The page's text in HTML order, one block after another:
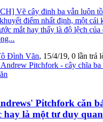
Vẽ cây đinh ba vẫn luôn
điểm nhất định, một cái
mắt hay thấy là độ lệch của
Đình Văn, 15/4/19, 0 lần trả
Pitchfork - cây chĩa ba
Pitchfork căn
hay là một tư duy